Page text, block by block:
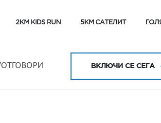
2KM KIDS RUN 5KM САТЕЛИТ
ВКЛЮЧИ СЕ СЕГА